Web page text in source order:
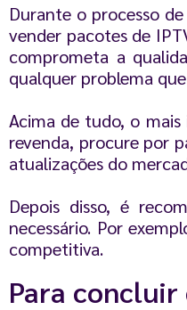
Durante o processo
vender pacotes de
comprometa a
qualquer problema
Acima de tudo, o
revenda, procure por
atualizações do
Depois disso, é
necessário. Por
competitiva.
Para concluir